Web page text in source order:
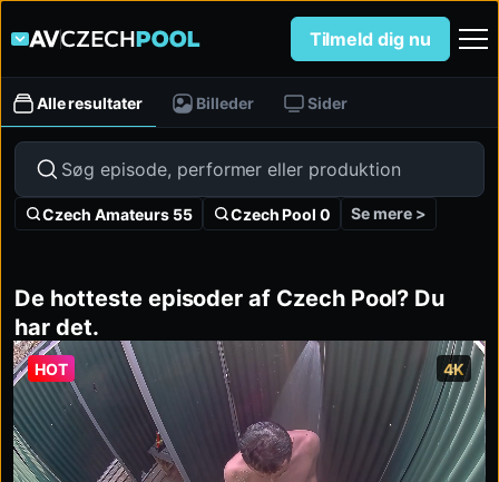
Tilmeld dig nu
Alle resultater Billeder Sider
Czech Amateurs 55 Czech Pool 0 Se mere >
De hotteste episoder af Czech Pool? Du
har det.
HOT 4K